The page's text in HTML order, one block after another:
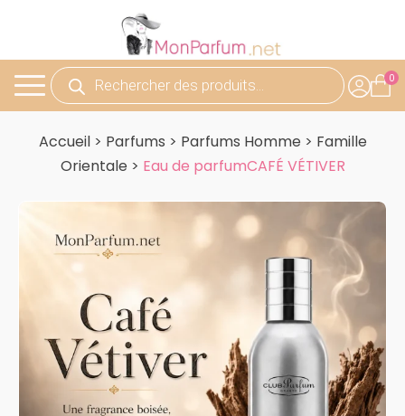
Recherche
de
produits
Accueil> Parfums > Parfums Homme > Famille
Orientale > Eau de parfumCAFÉ VÉTIVER